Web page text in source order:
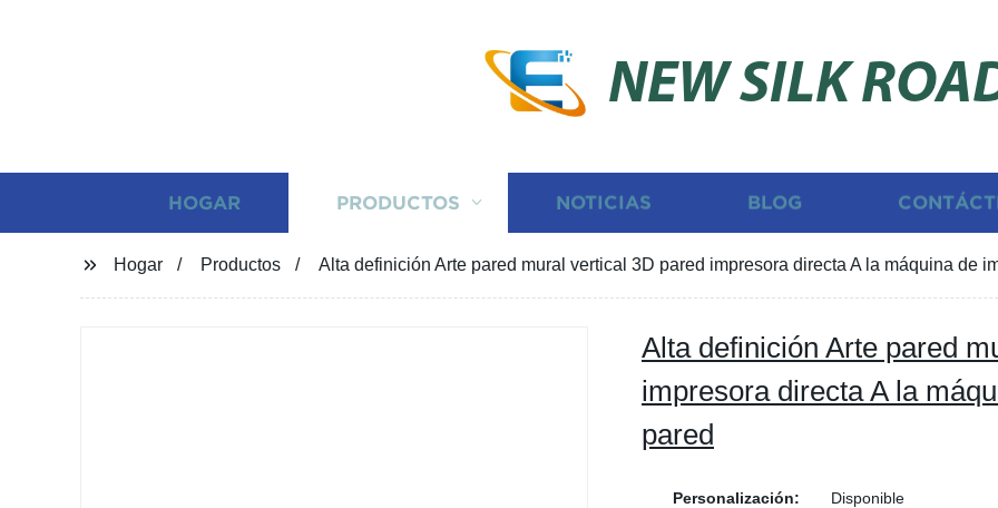
NEW SILK
HOGAR PRODUCTOS NOTICIAS BLOG
Hogar Productos Alta definición Arte pared mural vertical 3D pared impresora directa A la máquina de
Alta definición Arte pared
impresora directa A la
pared
Personalización:
Disponible